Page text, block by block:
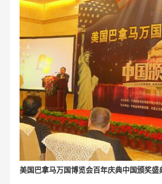
美国巴拿马万国博览会百年庆典中国颁奖盛